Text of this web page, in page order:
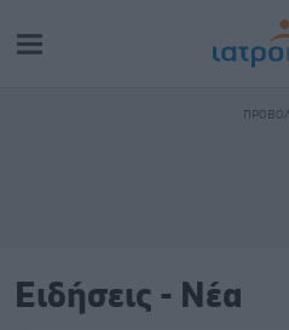
Ειδήσεις - Νέα